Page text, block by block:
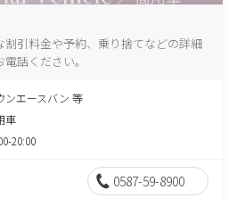
引料金や予約、乗り捨てなどの詳細
話ください。
ンエースバン 等
車
20:00
0587-59-8900